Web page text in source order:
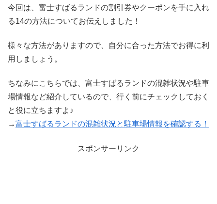
今回は、富士すばるランドの割引券やクーポンを手に入れ
る14の方法についてお伝えしました！
様々な方法がありますので、自分に合った方法でお得に利
用しましょう。
ちなみにこちらでは、富士すばるランドの混雑状況や駐車
場情報など紹介しているので、行く前にチェックしておく
と役に立ちますよ♪
→富士すばるランドの混雑状況と駐車場情報を確認する！
スポンサーリンク